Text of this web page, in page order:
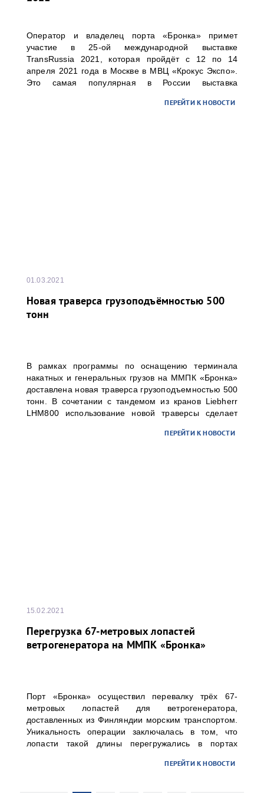
Оператор и владелец порта «Бронка» примет
участие в 25-ой международной выставке
TransRussia 2021, которая пройдёт с 12 по 14
апреля 2021 года в Москве в МВЦ «Крокус Экспо».
Это самая популярная в России выставка
ПЕРЕЙТИ К НОВОСТИ
01.03.2021
Новая траверса грузоподъёмностью 500
тонн
В рамках программы по оснащению терминала
накатных и генеральных грузов на ММПК «Бронка»
доставлена новая траверса грузоподъемностью 500
тонн. В сочетании с тандемом из кранов Liebherr
LHM800 использование новой траверсы сделает
грузовых единиц весом до 500 тонн, что особенно
ПЕРЕЙТИ К НОВОСТИ
15.02.2021
Перегрузка 67-метровых лопастей
ветрогенератора на ММПК «Бронка»
Порт «Бронка» осуществил перевалку трёх 67-
метровых лопастей для ветрогенератора,
доставленных из Финляндии морским транспортом.
Уникальность операции заключалась в том, что
лопасти такой длины перегружались в портах
ПЕРЕЙТИ К НОВОСТИ